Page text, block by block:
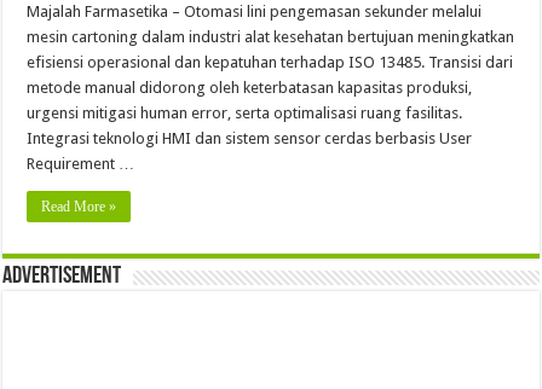
Majalah Farmasetika – Otomasi lini pengemasan sekunder melalui
mesin cartoning dalam industri alat kesehatan bertujuan meningkatkan
efisiensi operasional dan kepatuhan terhadap ISO 13485. Transisi dari
metode manual didorong oleh keterbatasan kapasitas produksi,
urgensi mitigasi human error, serta optimalisasi ruang fasilitas.
Integrasi teknologi HMI dan sistem sensor cerdas berbasis User
Requirement …
Read More »
Advertisement